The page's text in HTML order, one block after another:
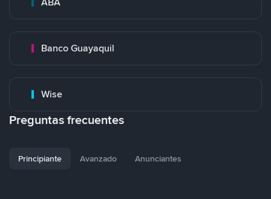
Banco Guayaquil
Wise
Preguntas frecuentes
Principiante Avanzado Anunciantes